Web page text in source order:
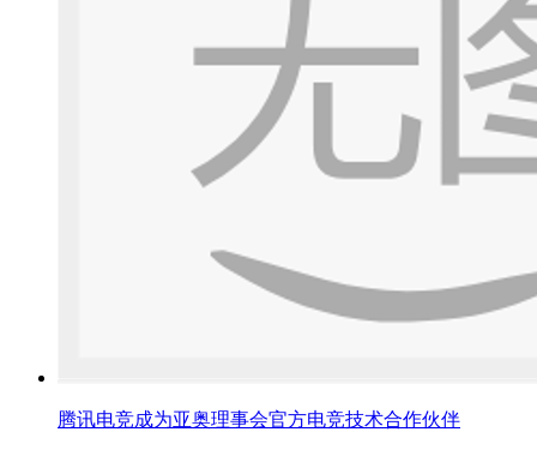
腾讯电竞成为亚奥理事会官方电竞技术合作伙伴